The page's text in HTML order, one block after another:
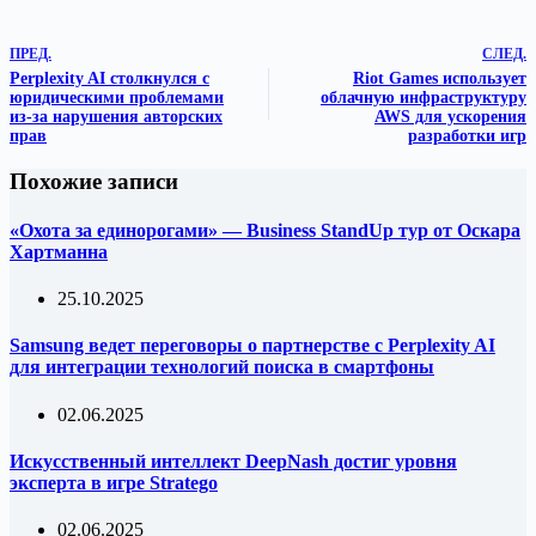
ПРЕД.
Perplexity AI столкнулся с
юридическими проблемами
из-за нарушения авторских
прав
СЛЕД.
Riot Games использует
облачную инфраструктуру
AWS для ускорения
разработки игр
Похожие записи
«Охота за единорогами» — Business StandUp тур от Оскара
Хартманна
25.10.2025
Samsung ведет переговоры о партнерстве с Perplexity AI
для интеграции технологий поиска в смартфоны
02.06.2025
Искусственный интеллект DeepNash достиг уровня
эксперта в игре Stratego
02.06.2025